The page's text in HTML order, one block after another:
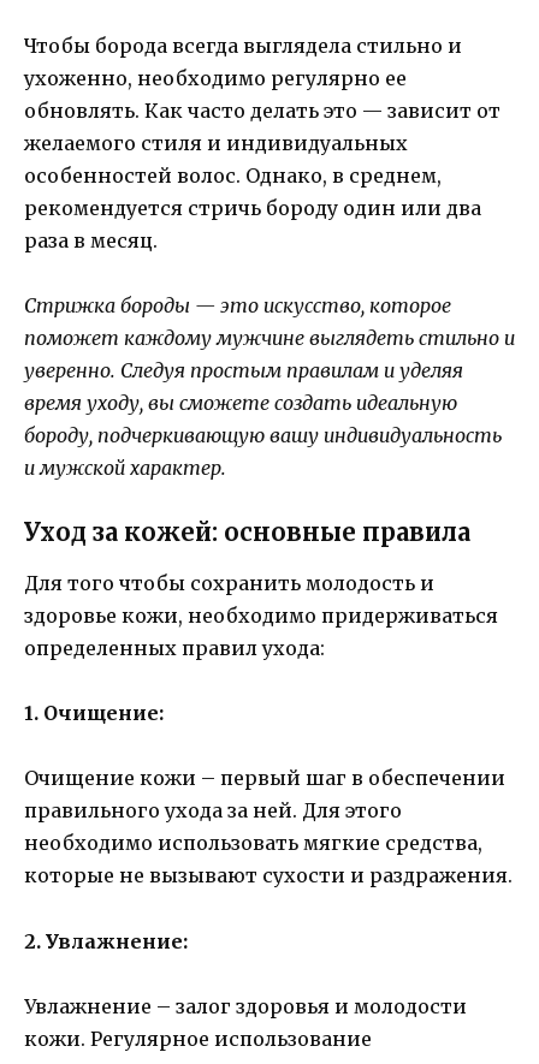
Чтобы борода всегда выглядела стильно и
ухоженно, необходимо регулярно ее
обновлять. Как часто делать это — зависит от
желаемого стиля и индивидуальных
особенностей волос. Однако, в среднем,
рекомендуется стричь бороду один или два
раза в месяц.
Стрижка бороды — это искусство, которое
поможет каждому мужчине выглядеть стильно и
уверенно. Следуя простым правилам и уделяя
время уходу, вы сможете создать идеальную
бороду, подчеркивающую вашу индивидуальность
и мужской характер.
Уход за кожей: основные правила
Для того чтобы сохранить молодость и
здоровье кожи, необходимо придерживаться
определенных правил ухода:
1. Очищение:
Очищение кожи – первый шаг в обеспечении
правильного ухода за ней. Для этого
необходимо использовать мягкие средства,
которые не вызывают сухости и раздражения.
2. Увлажнение:
Увлажнение – залог здоровья и молодости
кожи. Регулярное использование